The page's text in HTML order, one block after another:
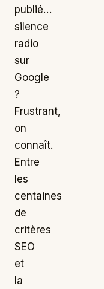
publié…
silence
radio
sur
Google
?
Frustrant,
on
connaît.
Entre
les
centaines
de
critères
SEO
et
la